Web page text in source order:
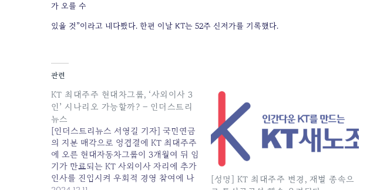
가 오를 수
있을 것”이라고 내다봤다. 한편 이날 KT는 52주 신저가를 기록했다.
관련
KT 최대주주 현대차그룹, ‘사외이사 3
인’ 시나리오 가능할까? – 인더스트리
뉴스
[인더스트리뉴스 서영길 기자] 국민연금
의 지분 매각으로 엉겹결에 KT 최대주주
에 오른 현대자동차그룹이 3개월여 뒤 임
기가 만료되는 KT 사외이사 자리에 추가
인사를 진입시켜 우회적 경영 참여에 나
[성명] KT 최대주주 변경, 재벌 종속으